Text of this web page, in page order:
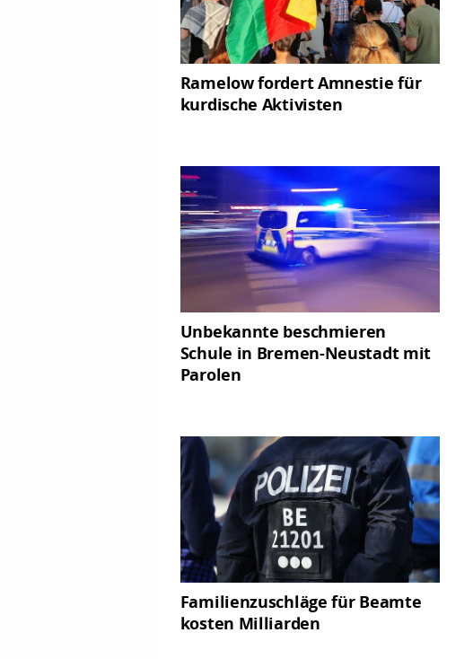
Ramelow fordert Amnestie für
kurdische Aktivisten
Unbekannte beschmieren
Schule in Bremen-Neustadt mit
Parolen
Familienzuschläge für Beamte
kosten Milliarden